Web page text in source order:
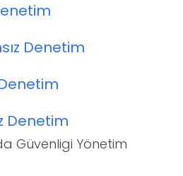
Denetim
Denetim
Güvenligi Yönetim